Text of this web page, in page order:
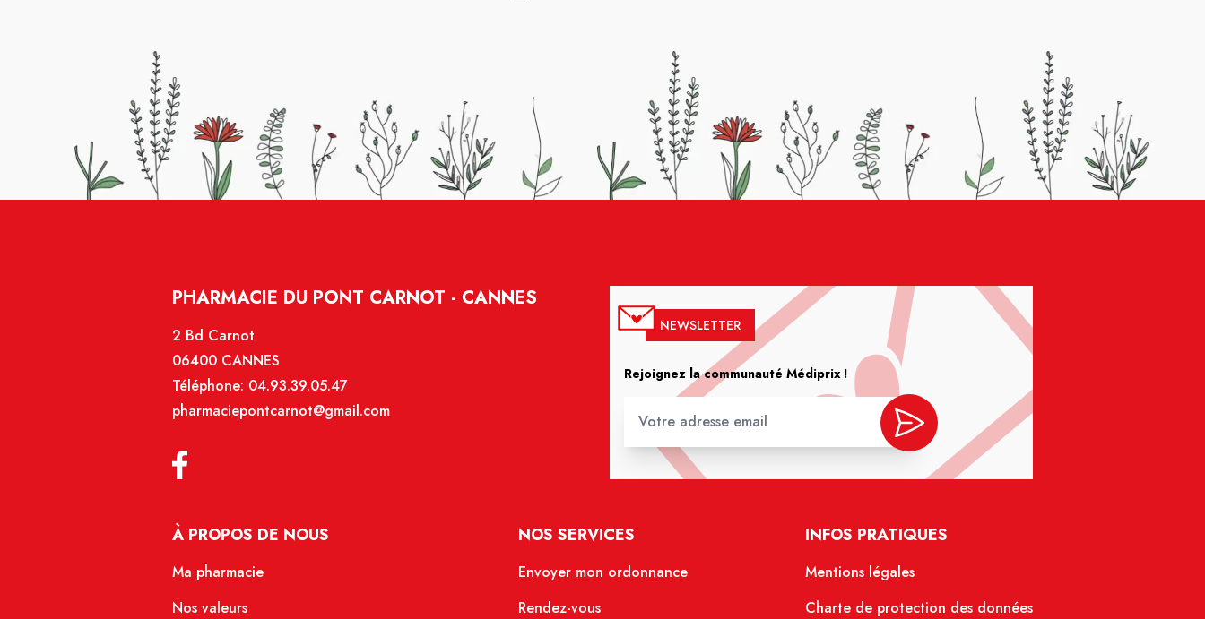
PHARMACIE DU PONT CARNOT - CANNES
2 Bd Carnot
06400 CANNES
Téléphone: 04.93.39.05.47
pharmaciepontcarnot@gmail.com
NEWSLETTER
Rejoignez la communauté Médiprix !
À PROPOS DE NOUS
Ma pharmacie
Nos valeurs
NOS SERVICES
Envoyer mon ordonnance
Rendez-vous
INFOS PRATIQUES
Mentions légales
Charte de protection des données